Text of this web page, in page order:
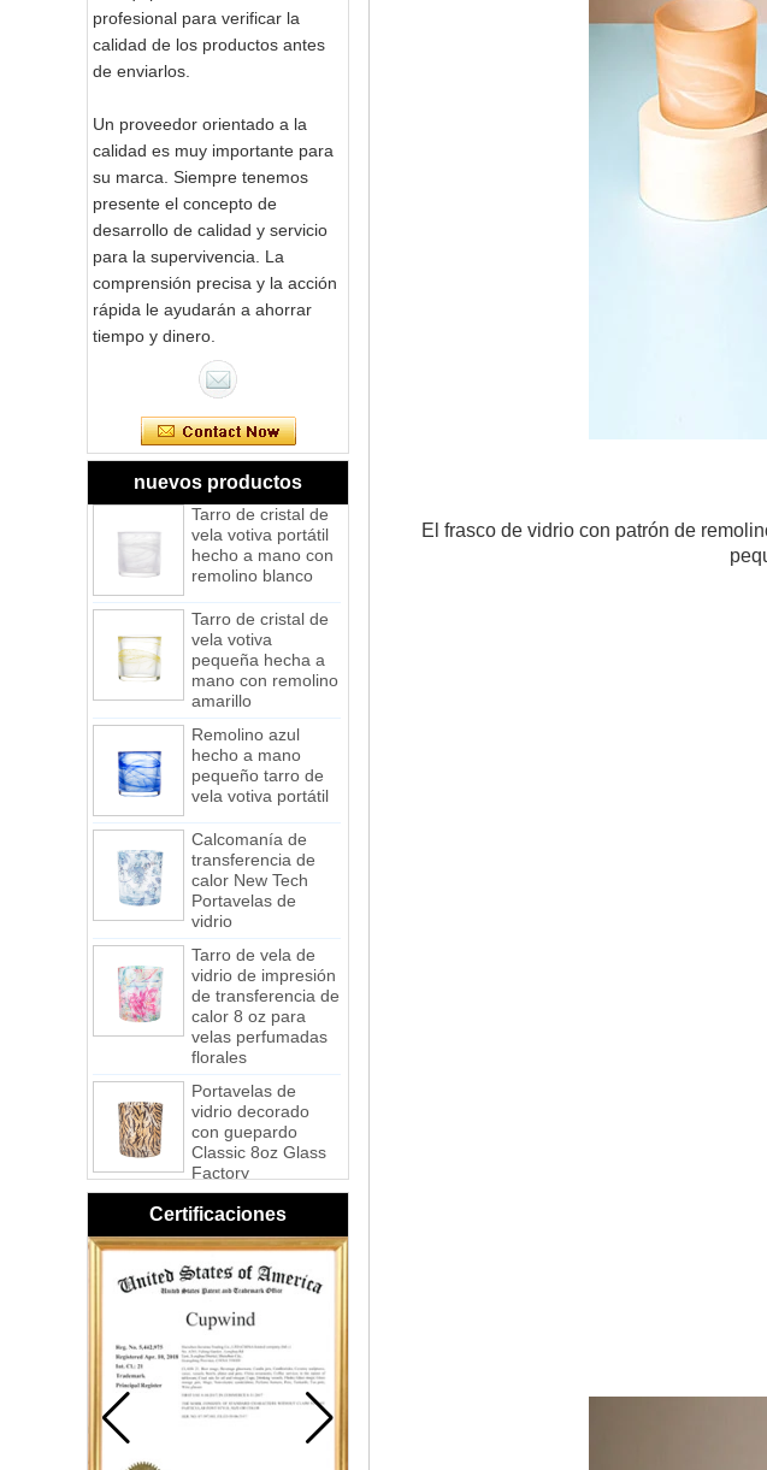
profesional para verificar la
calidad de los productos antes
de enviarlos.
Un proveedor orientado a la
calidad es muy importante para
su marca. Siempre tenemos
presente el concepto de
desarrollo de calidad y servicio
para la supervivencia. La
comprensión precisa y la acción
rápida le ayudarán a ahorrar
tiempo y dinero.
nuevos productos
Tarro de cristal de
vela votiva portátil
hecho a mano con
remolino rosa
esmerilado
Tarro de cristal de
vela votiva portátil
hecho a mano con
remolino blanco
vela votiva
pequeña hecha a
mano con remolino
amarillo
Remolino azul
hecho a mano
pequeño tarro de
vela votiva portátil
transferencia de
calor New Tech
Portavelas de
vidrio
Tarro de vela de
vidrio de impresión
de transferencia de
calor 8 oz para
velas perfumadas
florales
Portavelas de
vidrio decorado
con guepardo
Classic 8oz Glass
Factory
Portavelas de
vidrio con
impresión de
transferencia de
calor New Tech -
Galaxy
Tarro de cristal de
hecho a mano con
remolino rosa
esmerilado
Tarro de cristal de
Certificaciones
El frasco de vidrio con patrón de